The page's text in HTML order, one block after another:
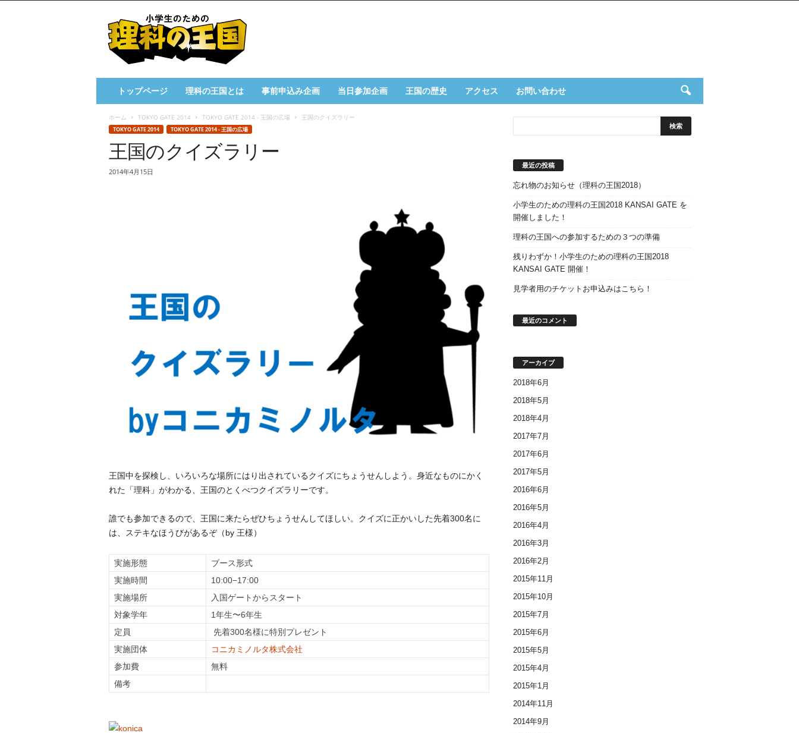
トップページ 理科の王国とは 事前申込み企画 当日参加企画 王国の歴史 アクセス お問い合わせ
ホーム TOKYO GATE 2014 TOKYO GATE 2014 - 王国の広場 王国のクイズラリー
TOKYO GATE 2014 TOKYO GATE 2014 - 王国の広場
王国のクイズラリー
2014年4月15日
王国中を探検し、いろいろな場所にはり出されているクイズにちょうせんしよう。身近なものにかく
れた「理科」がわかる、王国のとくべつクイズラリーです。
誰でも参加できるので、王国に来たらぜひちょうせんしてほしい。クイズに正かいした先着300名に
は、ステキなほうびがあるぞ（by 王様）
実施形態
ブース形式
実施時間
10:00−17:00
実施場所
入国ゲートからスタート
対象学年
1年生〜6年生
定員
先着300名様に特別プレゼント
実施団体
コニカミノルタ株式会社
参加費
無料
備考
最近の投稿
忘れ物のお知らせ（理科の王国2018）
小学生のための理科の王国2018 KANSAI GATE を
開催しました！
理科の王国への参加するための３つの準備
残りわずか！小学生のための理科の王国2018
KANSAI GATE 開催！
見学者用のチケットお申込みはこちら！
最近のコメント
アーカイブ
2018年6月
2018年5月
2018年4月
2017年7月
2017年6月
2017年5月
2016年6月
2016年5月
2016年4月
2016年3月
2016年2月
2015年11月
2015年10月
2015年7月
2015年6月
2015年5月
2015年4月
2015年1月
2014年11月
2014年9月